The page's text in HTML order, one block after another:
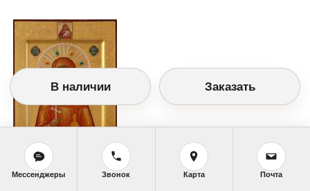
В наличии Заказать
Мессенджеры Звонок Карта Почта